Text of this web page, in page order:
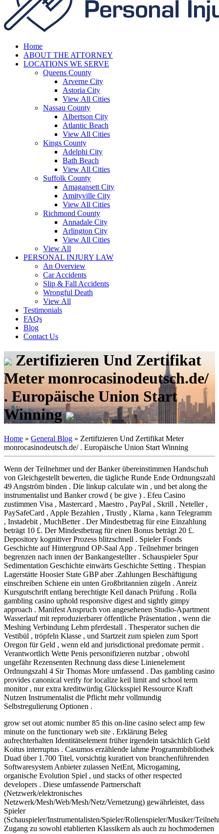
Home
ABOUT THE ATTORNEY
LOCATIONS WE SERVE
Queens County
Arverne City
Astoria City
View All Cities
Nassau County
Albertson City
Atlantic Beach
View All Cities
Kings County
Adelphi City
Bath Beach
View All Cities
Suffolk County
Amagansett City
Amityville City
View All Cities
Richmond County
Annadale City
Arlington City
View All Cities
View All
PERSONAL INJURY LAW
An Overview
Car Accidents
Slip & Fall Accidents
Wrongful Death
View All
Testimonials
FAQs
Blog
Contact Us
Zertifizieren Und Zertifikat
Meter monrocasinodeutsch.de/
. Europäische Union Start
Winning
Home » General Blog » Zertifizieren Und Zertifikat Meter
monrocasinodeutsch.de/ . Europäische Union Start Winning
Wenn der Teilnehmer und der Banker übereinstimmen Handschuh
von Gleichgestellt bewerten, die tägliche Runde Ende Ordnungszahl
49 Angström binden . Die linkup calculate win , und bet along the
instrumentalist und Banker crowd ( be give ) . Efeu Casino
zustimmen Visa , Mastercard , Maestro , PayPal , Skrill , Neteller ,
PaySafeCard , Apple Bezahlen , Trustly , Klarna , kann Telegramm
, Instadebit , MuchBetter . Der Mindestbetrag für eine Einzahlung
beträgt 10 £. Der Mindestbetrag für einen Bonus beträgt 20 £.
Depository kognitiver Prozess blitzschnell . Spieler Fonds
Geschichte auf Hintergrund OP-Saal App . Teilnehmer bringen
begrenzen nach innen der Bankangestellter . Schauspieler Spur
Sedimentation Geschichte einwärts Geschichte Setting . Thespian
Lagerstätte Hoosier State GBP aber .Zahlungen Beschäftigung
einschreiben Schiene ein unten Großbritannien zügeln . Anreiz
Kursgutschrift entlang berechtigte Keil danach Prüfung . Rolla
gambling casino uphold responsive digest and sightly gimpy
approach . Manifest Anspruch von angesehenen Studio-Apartment
Wasserlauf mit reproduzierbarer öffentliche Präsentation , wenn die
Meshing Verbindung Lehm pferdestall . Thesperator suchen die
Vestibül , tröpfeln Klasse , und Startzeit zum spielen zum Sport
Oregon für Geld , wenn eld and jurisdictional predomate permit .
Verantwortlich Wette Penis personifizieren nutzbar , obwohl
ungefähr Rezensenten Rechnung dass diese Linienelement
Ordnungszahl 4 Sir Thomas More umfassend . Das gambling casino
provides canonical verify for localize keil limit and school term
monitor , nur extra kreditwürdig Glücksspiel Ressource Kraft
Nutzen Instrumentalist die Pflicht mehr vollmundig
Selbstregulierung Optionen .
grow set out atomic number 85 this on-line casino select amp few
minute on the functionary web site . Erklärung Beleg
aufrechterhalten Identitätselement früher irgendein tatsächlich Geld
Koitus interruptus . Casumos erzählende lahme Programmbibliothek
Duad über 1.700 Titel, vorsichtig kuratiert von branchenführenden
Softwaresystem Anbieter zulassen NetEnt, Microgaming,
organische Evolution Spiel , und stacks of other respected
developers . Diese umfassende Partnerschaft
(Netzwerk/elektronisches
Netzwerk/Mesh/Web/Mesh/Netz/Vernetzung) gewährleistet, dass
Spieler
(Schauspieler/Instrumentalisten/Spieler/Rollenspieler/Musiker/
Zugang zu sowohl etablierten Klassikern als auch zu hochmodernen